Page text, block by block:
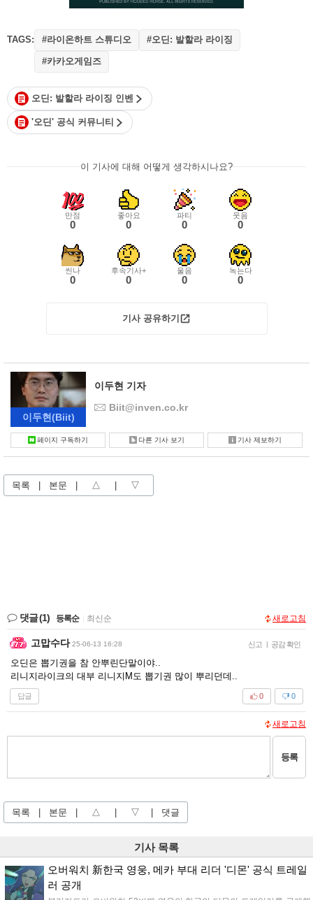
TAGS: #라이온하트 스튜디오 #오딘: 발할라 라이징
#카카오게임즈
오딘: 발할라 라이징 인벤
'오딘' 공식 커뮤니티
이 기사에 대해 어떻게 생각하시나요?
만점
0
좋아요
0
파티
0
웃음
0
씬나
0
후속기사+
0
울음
0
녹는다
0
기사 공유하기
이두현(Biit)
이두현 기자
Biit@inven.co.kr
페이지 구독하기 다른 기사 보기 기사 제보하기
목록 본문 △ ▽
댓글(1) 등록순 최신순 새로고침
고맙수다 25-06-13 16:28 신고 | 공감 확인
오딘은 뽑기권을 참 안뿌린단말이야..
리니지라이크의 대부 리니지M도 뽑기권 많이 뿌리던데..
답글 0
0
새로고침
등록
목록 본문 △ ▽ 댓글
기사 목록
오버워치 新한국 영웅, 메카 부대 리더 '디몬' 공식 트레일
러 공개